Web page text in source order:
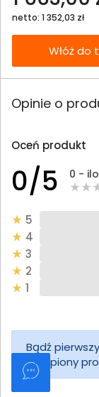
netto: 1 352,03 zł
Włóż do
Opinie o
Oceń produkt
0/5 0 -
5
4
3
2
1
Bądź
zakupiony